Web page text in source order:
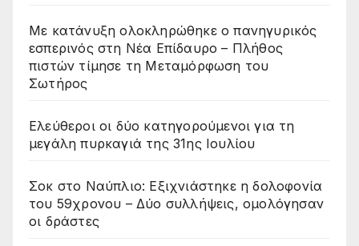
Με κατάνυξη ολοκληρώθηκε ο πανηγυρικός
εσπερινός στη Νέα Επίδαυρο – Πλήθος
πιστών τίμησε τη Μεταμόρφωση του
Σωτήρος
Ελεύθεροι οι δύο κατηγορούμενοι για τη
μεγάλη πυρκαγιά της 31ης Ιουλίου
Σοκ στο Ναύπλιο: Εξιχνιάστηκε η δολοφονία
του 59χρονου – Δύο συλλήψεις, ομολόγησαν
οι δράστες